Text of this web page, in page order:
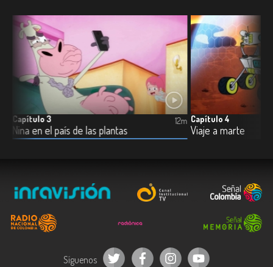
Capítulo 3
Nina en el país de las plantas
12m Capítulo 4
Viaje a marte
Síguenos